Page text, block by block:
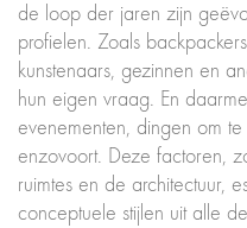
de loop der jaren zijn
profielen. Zoals
kunstenaars, gezinnen en
hun eigen vraag. En
evenementen, dingen om
enzovoort. Deze factoren,
ruimtes en de architectuur,
conceptuele stijlen uit alle